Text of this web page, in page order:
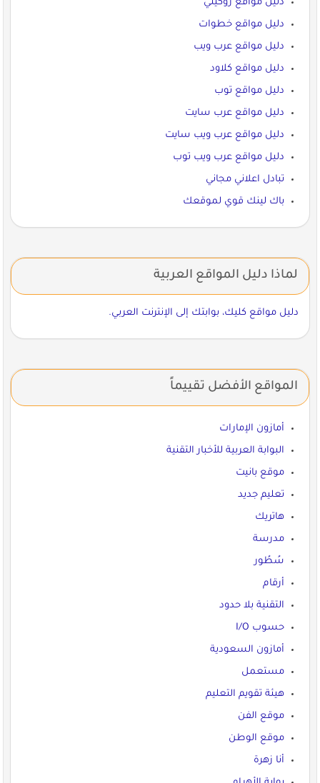
دليل مواقع روكيني
دليل مواقع خطوات
دليل مواقع عرب ويب
دليل مواقع كلاود
دليل مواقع توب
دليل مواقع عرب سايت
دليل مواقع عرب ويب سايت
دليل مواقع عرب ويب توب
تبادل اعلاني مجاني
باك لينك قوي لموقعك
لماذا دليل المواقع العربية
دليل مواقع كليك، بوابتك إلى الإنترنت العربي.
المواقع الأفضل تقييماً
أمازون الإمارات
البوابة العربية للأخبار التقنية
موقع بانيت
تعليم جديد
هاتريك
مدرسة
سُطُور
أرقام
التقنية بلا حدود
حسوب I/O
أمازون السعودية
مستعمل
هيئة تقويم التعليم
موقع الفن
موقع الوطن
أنا زهرة